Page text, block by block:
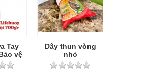
Tay
vệ
Dây thun vòng
nhỏ